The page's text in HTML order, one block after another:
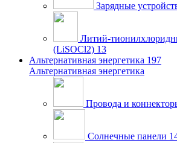
Зарядные
Литий-
(LiSOCl2) 13
Альтернативная энергетика 197
Альтернативная энергетика
Провода и
Солнечные панели